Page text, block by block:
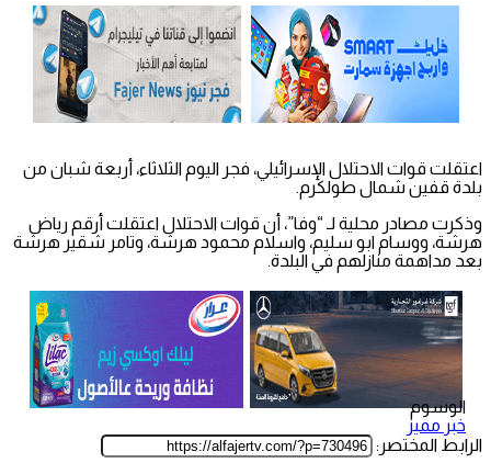
اعتقلت قوات الاحتلال الإسرائيلي، فجر اليوم الثلاثاء، أربعة شبان من
بلدة قفين شمال طولكرم.
وذكرت مصادر محلية لـ “وفا”، أن قوات الاحتلال اعتقلت أرقم رياض
هرشة، ووسام ابو سليم، واسلام محمود هرشة، وتامر شقير هرشة
بعد مداهمة منازلهم في البلدة.
الوسوم
خبر مميز
الرابط المختصر: